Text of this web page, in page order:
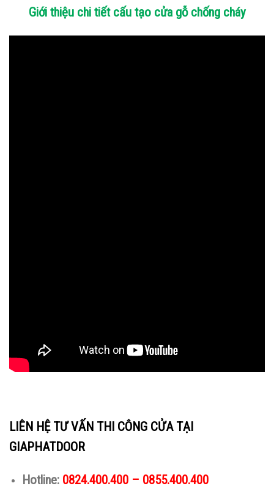
Giới thiệu chi tiết cấu tạo cửa gỗ chống cháy
LIÊN HỆ TƯ VẤN THI CÔNG CỬA TẠI
GIAPHATDOOR
Hotline: 0824.400.400 – 0855.400.400